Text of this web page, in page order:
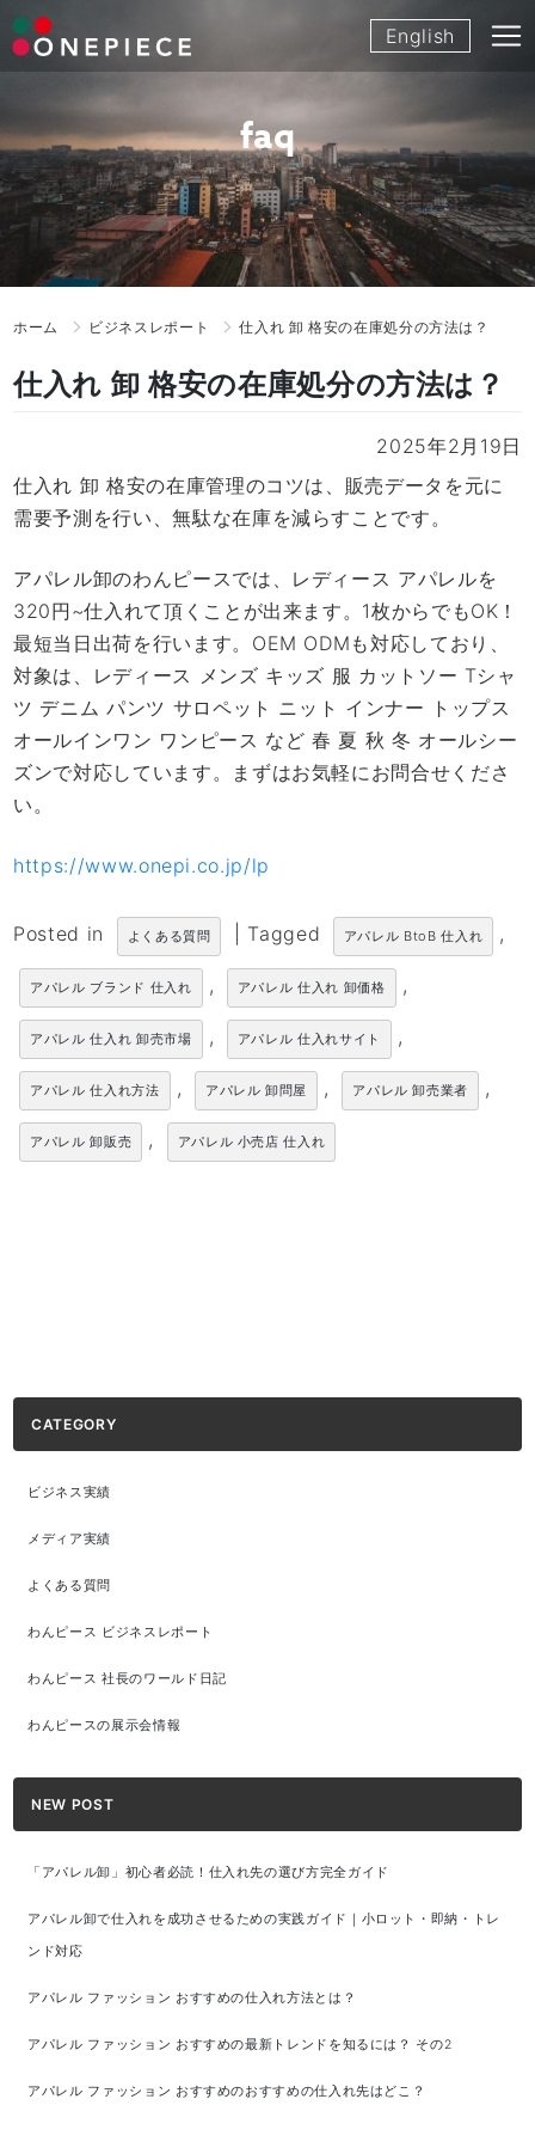
Skip
to
English
faq
ホーム ビジネスレポート 仕入れ 卸 格安の在庫処分の方法は？
仕入れ 卸 格安の在庫処分の方法は？
2025年2月19日
仕入れ 卸 格安の在庫管理のコツは、販売データを元に
需要予測を行い、無駄な在庫を減らすことです。
アパレル卸のわんピースでは、レディース アパレルを
320円~仕入れて頂くことが出来ます。1枚からでもOK！
最短当日出荷を行います。OEM ODMも対応しており、
対象は、レディース メンズ キッズ 服 カットソー Tシャ
ツ デニム パンツ サロペット ニット インナー トップス
オールインワン ワンピース など 春 夏 秋 冬 オールシー
ズンで対応しています。まずはお気軽にお問合せくださ
い。
https://www.onepi.co.jp/lp
Posted in よくある質問 Tagged アパレル BtoB 仕入れ ,
アパレル ブランド 仕入れ , アパレル 仕入れ 卸価格 ,
アパレル 仕入れ 卸売市場 , アパレル 仕入れサイト ,
アパレル 仕入れ方法 , アパレル 卸問屋 , アパレル 卸売業者 ,
アパレル 卸販売 , アパレル 小売店 仕入れ
CATEGORY
ビジネス実績
メディア実績
よくある質問
わんピース ビジネスレポート
わんピース 社長のワールド日記
わんピースの展示会情報
NEW POST
「アパレル卸」初心者必読！仕入れ先の選び方完全ガイド
アパレル卸で仕入れを成功させるための実践ガイド｜小ロット・即納・トレ
ンド対応
アパレル ファッション おすすめの仕入れ方法とは？
アパレル ファッション おすすめの最新トレンドを知るには？ その2
アパレル ファッション おすすめのおすすめの仕入れ先はどこ？